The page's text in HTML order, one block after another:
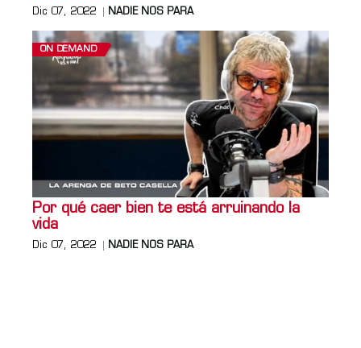
Dic 07, 2022 NADIE NOS PARA
ON DEMAND
Por qué caer bien te está arruinando la
vida
Dic 07, 2022 NADIE NOS PARA